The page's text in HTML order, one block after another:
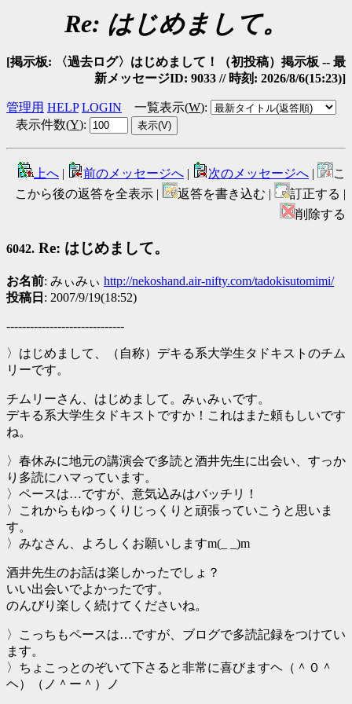
Re: はじめまして。
[掲示板: 〈過去ログ〉はじめまして！（初投稿）掲示板 -- 最
新メッセージID: 9033 // 時刻: 2026/8/6(15:23)]
管理用 HELP LOGIN 一覧表示(W):
表示件数(Y):
上へ | 前のメッセージへ | 次のメッセージへ |
こ
こから後の返答を全表示 |
返答を書き込む |
訂正する |
削除する
6042. Re: はじめまして。
お名前: みぃみぃ http://nekoshand.air-nifty.com/tadokisutomimi/
投稿日 : 2007/9/19(18:52)
------------------------------
〉はじめまして、（自称）デキる系大学生タドキストのチム
リーです。
チムリーさん、はじめまして。みぃみぃです。
デキる系大学生タドキストですか！これはまた頼もしいです
ね。
〉春休みに地元の講演会で多読と酒井先生に出会い、すっか
り多読にハマっています。
〉ペースは…ですが、意気込みはバッチリ！
〉これからもゆっくりじっくりと頑張っていこうと思いま
す。
〉みなさん、よろしくお願いしますm(_ _)m
酒井先生のお話は楽しかったでしょ？
いい出会いでよかったです。
のんびり楽しく続けてくださいね。
〉こっちもペースは…ですが、ブログで多読記録をつけてい
ます。
〉ちょこっとのぞいて下さると非常に喜びますヘ（＾０＾
ヘ）（ノ＾ー＾）ノ